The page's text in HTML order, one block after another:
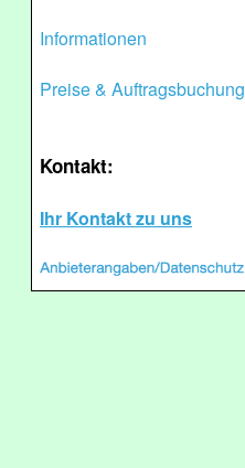
Informationen
Preise & Auftragsbuchung
Kontakt:
Ihr Kontakt zu uns